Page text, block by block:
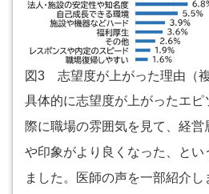
図3 志望度が上がった理由（複
具体的に志望度が上がったエピ
際に職場の雰囲気を見て、経
や印象がより良くなった、と
ました。医師の声を一部紹介し